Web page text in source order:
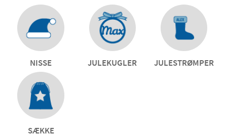
NISSE JULEKUGLER JULESTRØMPER
SÆKKE